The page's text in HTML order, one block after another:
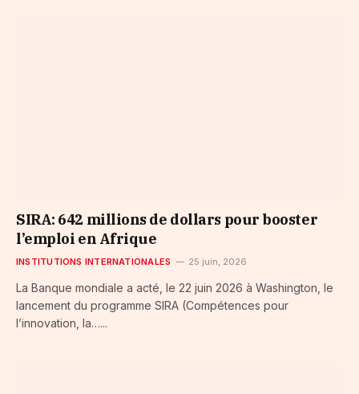
SIRA: 642 millions de dollars pour booster
l’emploi en Afrique
INSTITUTIONS INTERNATIONALES 25 juin, 2026
La Banque mondiale a acté, le 22 juin 2026 à Washington, le
lancement du programme SIRA (Compétences pour
l’innovation, la…...